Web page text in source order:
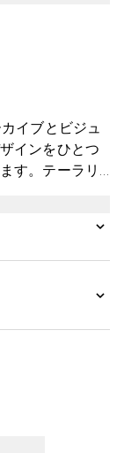
イブとビジュ
インをひとつ
す。テーラリ
ャージーで仕